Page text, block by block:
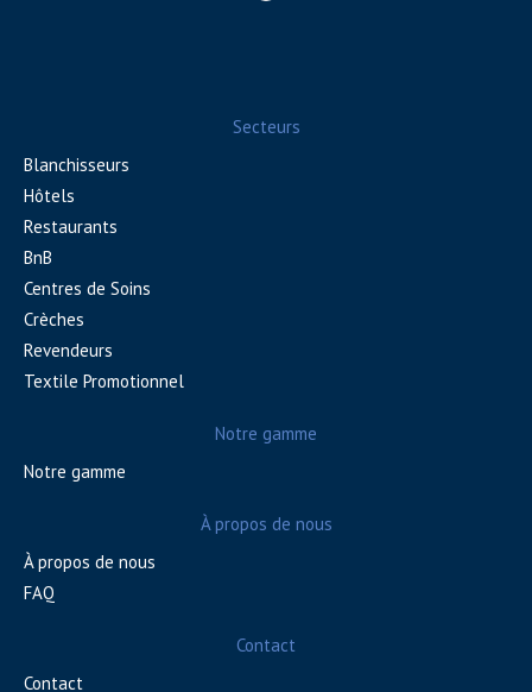
Secteurs
Blanchisseurs
Hôtels
Restaurants
BnB
Centres de Soins
Crèches
Revendeurs
Textile Promotionnel
Notre gamme
Notre gamme
À propos de nous
À propos de nous
FAQ
Contact
Contact